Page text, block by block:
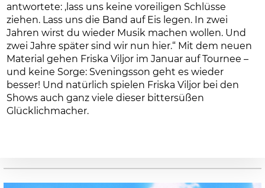
antwortete: ‚lass uns keine voreiligen Schlüsse
ziehen. Lass uns die Band auf Eis legen. In zwei
Jahren wirst du wieder Musik machen wollen. Und
zwei Jahre später sind wir nun hier.“ Mit dem neuen
Material gehen Friska Viljor im Januar auf Tournee –
und keine Sorge: Sveningsson geht es wieder
besser! Und natürlich spielen Friska Viljor bei den
Shows auch ganz viele dieser bittersüßen
Glücklichmacher.